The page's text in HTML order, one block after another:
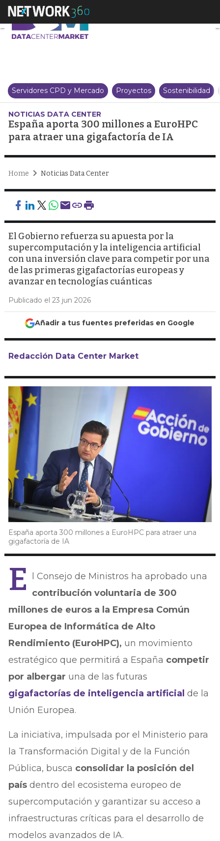
España aporta 300 millones a
Servidores CPD y Mercado Proyectos Sostenibilidad
NOTICIAS DATA CENTER
España aporta 300 millones a EuroHPC
para atraer una gigafactoría de IA
Home Noticias Data Center
El Gobierno refuerza su apuesta por la
supercomputación y la inteligencia artificial
con una inversión clave para competir por una
de las primeras gigafactorías europeas y
avanzar en tecnologías cuánticas
Publicado el 23 jun 2026
Añadir a tus fuentes preferidas en Google
Redacción Data Center Market
España aporta 300 millones a EuroHPC para atraer una
gigafactoría de IA
E
l Consejo de Ministros ha aprobado una
contribución voluntaria de 300
millones de euros a la Empresa Común
Europea de Informática de Alto
Rendimiento (EuroHPC), un movimiento
estratégico que permitirá a España competir
por albergar una de las futuras
gigafactorías de inteligencia artificial de la
Unión Europea.
La iniciativa, impulsada por el Ministerio para
la Transformación Digital y de la Función
Pública, busca consolidar la posición del
paísdentro del ecosistema europeo de
supercomputación y garantizar su acceso a
infraestructuras críticas para el desarrollo de
modelos avanzados de IA.